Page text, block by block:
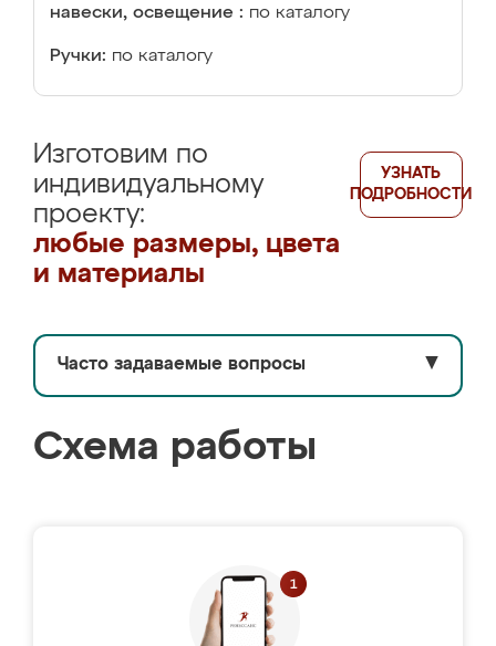
навески, освещение : по каталогу
Ручки: по каталогу
Изготовим по
индивидуальному
проекту:
любые размеры, цвета
и материалы
УЗНАТЬ
ПОДРОБНОСТИ
Часто задаваемые вопросы ▼
Схема работы